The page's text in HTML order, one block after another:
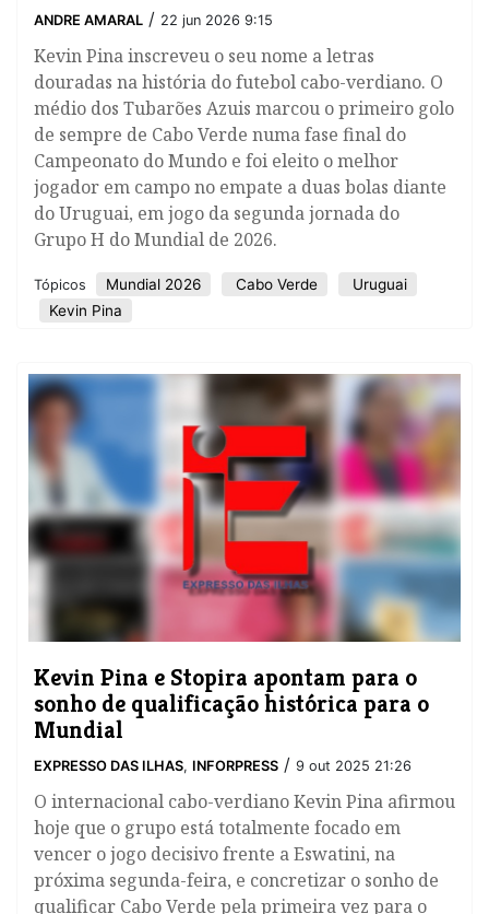
ANDRE AMARAL / 22 jun 2026 9:15
Kevin Pina inscreveu o seu nome a letras
douradas na história do futebol cabo-verdiano. O
médio dos Tubarões Azuis marcou o primeiro golo
de sempre de Cabo Verde numa fase final do
Campeonato do Mundo e foi eleito o melhor
jogador em campo no empate a duas bolas diante
do Uruguai, em jogo da segunda jornada do
Grupo H do Mundial de 2026.
Tópicos Mundial 2026 Cabo Verde
Uruguai
Kevin Pina
Kevin Pina e Stopira apontam para o
sonho de qualificação histórica para o
Mundial
EXPRESSO DAS ILHAS, INFORPRESS / 9 out 2025 21:26
O internacional cabo-verdiano Kevin Pina afirmou
hoje que o grupo está totalmente focado em
vencer o jogo decisivo frente a Eswatini, na
próxima segunda-feira, e concretizar o sonho de
qualificar Cabo Verde pela primeira vez para o